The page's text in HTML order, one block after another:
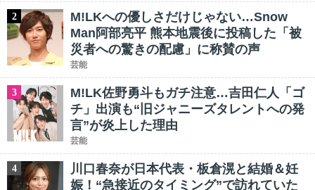
2
M!LKへの優しさだけじゃない…Snow
Man阿部亮平 熊本地震後に投稿した「被
災者への驚きの配慮」に称賛の声
芸能
3
M!LK佐野勇斗もガチ注意…吉田仁人「ゴ
チ」出演も“旧ジャニーズタレントへの発
言”が炎上した理由
芸能
4
川口春奈が日本代表・板倉滉と結婚＆妊
娠！“急接近のタイミング”で訪れていた